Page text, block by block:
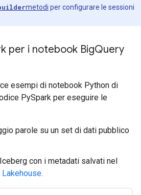
metodi per configurare le sessioni
per i notebook BigQuery
esempi di notebook Python di
PySpark per eseguire le
parole su un set di dati pubblico
con i metadati salvati nel
.